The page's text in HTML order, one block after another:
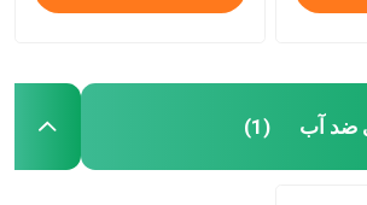
ضد آب (1)